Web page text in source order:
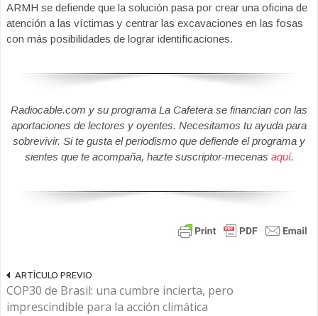
ARMH se defiende que la solución pasa por crear una oficina de
atención a las víctimas y centrar las excavaciones en las fosas
con más posibilidades de lograr identificaciones.
Radiocable.com y su programa La Cafetera se financian con las
aportaciones de lectores y oyentes. Necesitamos tu ayuda para
sobrevivir. Si te gusta el periodismo que defiende el programa y
sientes que te acompaña, hazte suscriptor-mecenas aquí.
ARTÍCULO PREVIO
COP30 de Brasil: una cumbre incierta, pero
imprescindible para la acción climática